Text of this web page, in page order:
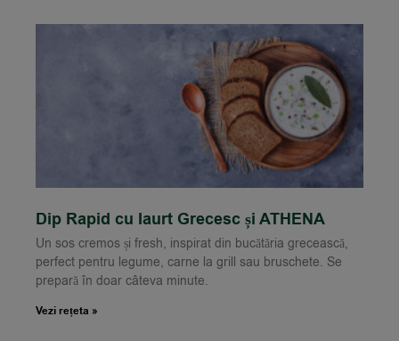
Dip Rapid cu Iaurt Grecesc și ATHENA
Un sos cremos și fresh, inspirat din bucătăria grecească,
perfect pentru legume, carne la grill sau bruschete. Se
prepară în doar câteva minute.
Vezi rețeta »